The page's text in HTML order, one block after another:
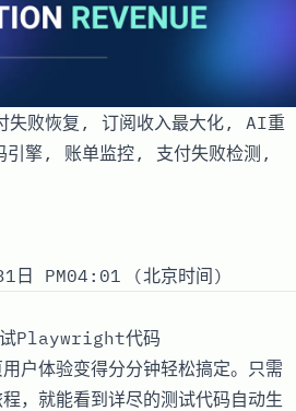
败恢复, 订阅收入最大化, AI重
擎, 账单监控, 支付失败检测,
日 PM04:01 (北京时间)
试Playwright代码
户体验变得分分钟轻松搞定。只需
，就能看到详尽的测试代码自动生